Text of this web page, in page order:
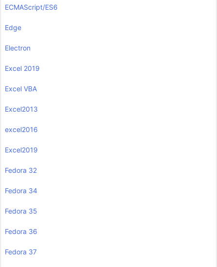
ECMAScript/ES6
Edge
Electron
Excel 2019
Excel VBA
Excel2013
excel2016
Excel2019
Fedora 32
Fedora 34
Fedora 35
Fedora 36
Fedora 37